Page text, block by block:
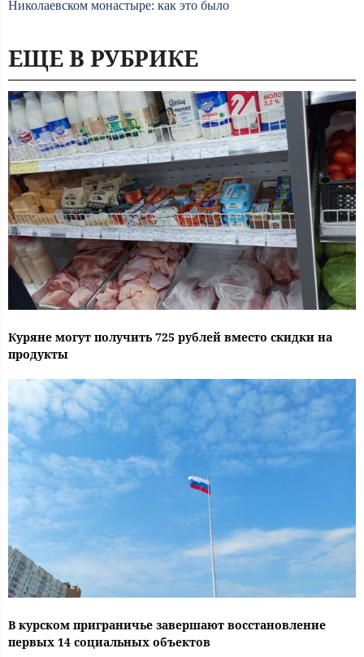
Николаевском монастыре: как это было
ЕЩЕ В РУБРИКЕ
Куряне могут получить 725 рублей вместо скидки на
продукты
В курском приграничье завершают восстановление
первых 14 социальных объектов